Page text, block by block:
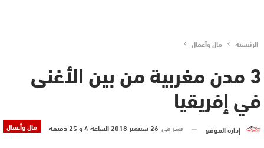
الرئيسية مال وأعمال
3 مدن مغربية من بين الأغنى
في إفريقيا
مال وأعمال إدارة الموقع نشر في 26 سبتمبر 2018 الساعة 4 و 25 دقيقة